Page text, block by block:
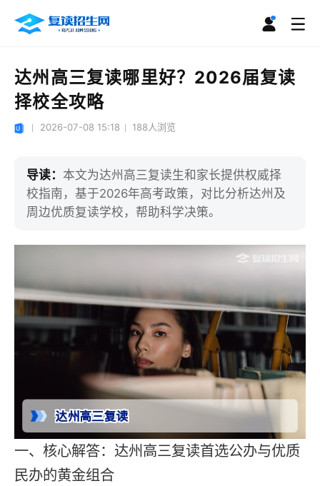
达州高三复读哪里好？2026届复读
择校全攻略
2026-07-08 15:18 188人浏览
导读： 本文为达州高三复读生和家长提供权威择
校指南，基于2026年高考政策，对比分析达州及
周边优质复读学校，帮助科学决策。
一、核心解答：达州高三复读首选公办与优质
民办的黄金组合